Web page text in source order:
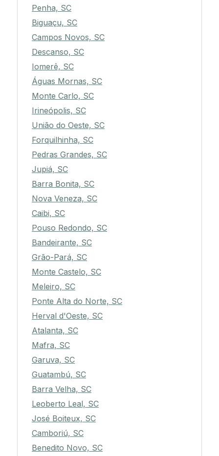
Penha, SC
Biguaçu, SC
Campos Novos, SC
Descanso, SC
Iomerê, SC
Águas Mornas, SC
Monte Carlo, SC
Irineópolis, SC
União do Oeste, SC
Forquilhinha, SC
Pedras Grandes, SC
Jupiá, SC
Barra Bonita, SC
Nova Veneza, SC
Caibi, SC
Pouso Redondo, SC
Bandeirante, SC
Grão-Pará, SC
Monte Castelo, SC
Meleiro, SC
Ponte Alta do Norte, SC
Herval d'Oeste, SC
Atalanta, SC
Mafra, SC
Garuva, SC
Guatambú, SC
Barra Velha, SC
Leoberto Leal, SC
José Boiteux, SC
Camboriú, SC
Benedito Novo, SC